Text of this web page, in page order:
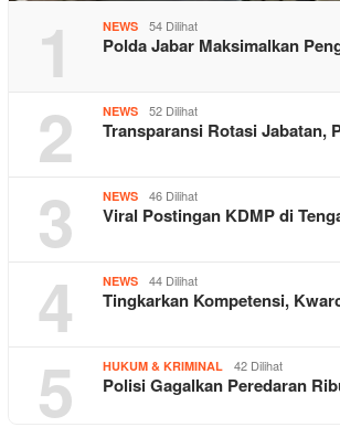
1 NEWS 54 Dilihat
Polda Jabar Maksimalkan
2 NEWS 52 Dilihat
Transparansi Rotasi Jabatan,
3 NEWS 46 Dilihat
Viral Postingan KDMP di
4 NEWS 44 Dilihat
Tingkarkan Kompetensi,
5 HUKUM & KRIMINAL 42 Dilihat
Polisi Gagalkan Peredaran